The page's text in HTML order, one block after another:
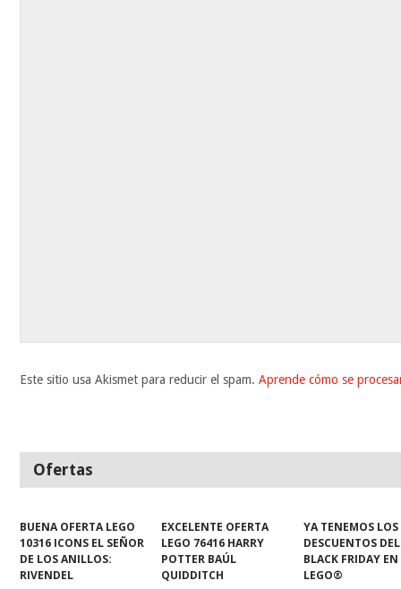
Este sitio usa Akismet para reducir el spam. Aprende cómo se
Ofertas
BUENA OFERTA LEGO
10316 ICONS EL SEÑOR
DE LOS ANILLOS:
RIVENDEL
EXCELENTE OFERTA
LEGO 76416 HARRY
POTTER BAÚL
QUIDDITCH
YA TENEMOS LOS
DESCUENTOS DEL
BLACK FRIDAY EN
LEGO®